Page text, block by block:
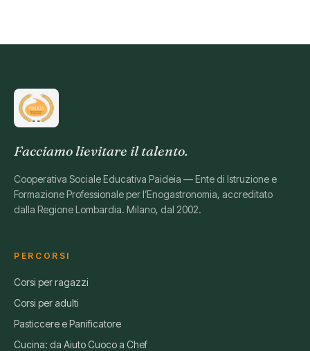
Facciamo lievitare il talento.
Cooperativa Sociale Educativa Paideia — Ente di Istruzione e
Formazione Professionale per l’Enogastronomia, accreditato
dalla Regione Lombardia. Milano, dal 2002.
PERCORSI
Corsi per ragazzi
Corsi per adulti
Pasticcere e Panificatore
Cucina: da Aiuto Cuoco a Chef